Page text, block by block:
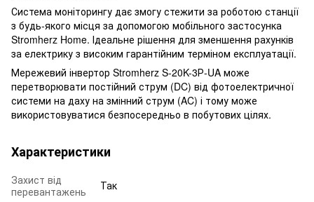
Система моніторингу дає змогу стежити за роботою станції
з будь-якого місця за допомогою мобільного застосунка
Stromherz Home. Ідеальне рішення для зменшення рахунків
за електрику з високим гарантійним терміном експлуатації.
Мережевий інвертор Stromherz S-20K-3Р-UA може
перетворювати постійний струм (DC) від фотоелектричної
системи на даху на змінний струм (AC) і тому може
використовуватися безпосередньо в побутових цілях.
Характеристики
Захист від
перевантажень
Так